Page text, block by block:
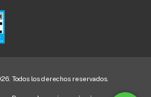
Todos los derechos reservados.